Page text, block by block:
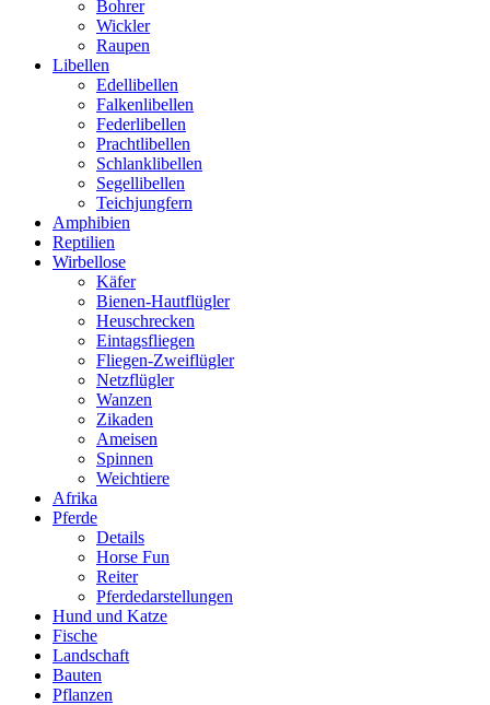
Bohrer
Wickler
Raupen
Libellen
Edellibellen
Falkenlibellen
Federlibellen
Prachtlibellen
Schlanklibellen
Segellibellen
Teichjungfern
Amphibien
Reptilien
Wirbellose
Käfer
Bienen-Hautflügler
Heuschrecken
Eintagsfliegen
Fliegen-Zweiflügler
Netzflügler
Wanzen
Zikaden
Ameisen
Spinnen
Weichtiere
Afrika
Pferde
Details
Horse Fun
Reiter
Pferdedarstellungen
Hund und Katze
Fische
Landschaft
Bauten
Pflanzen